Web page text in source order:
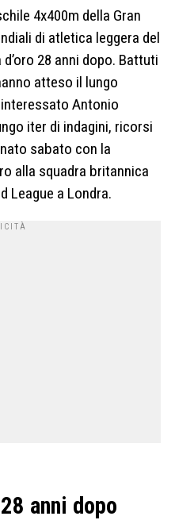
4x400m della Gran
di atletica leggera del
28 anni dopo. Battuti
atteso il lungo
Antonio
iter di indagini, ricorsi
sabato con la
alla squadra britannica
League a Londra.
anni dopo